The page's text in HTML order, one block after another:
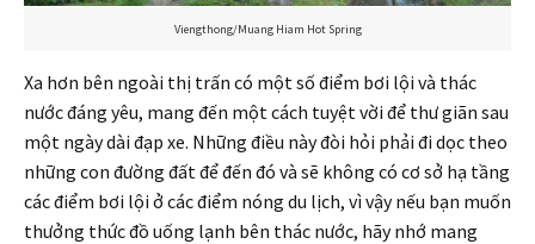
Viengthong/Muang Hiam Hot Spring
Xa hơn bên ngoài thị trấn có một số điểm bơi lội và thác
nước đáng yêu, mang đến một cách tuyệt vời để thư giãn sau
một ngày dài đạp xe. Những điều này đòi hỏi phải đi dọc theo
những con đường đất để đến đó và sẽ không có cơ sở hạ tầng
các điểm bơi lội ở các điểm nóng du lịch, vì vậy nếu bạn muốn
thưởng thức đồ uống lạnh bên thác nước, hãy nhớ mang